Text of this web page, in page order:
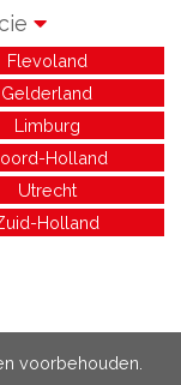
Flevoland
Gelderland
Limburg
Holland
Utrecht
Holland
voorbehouden.